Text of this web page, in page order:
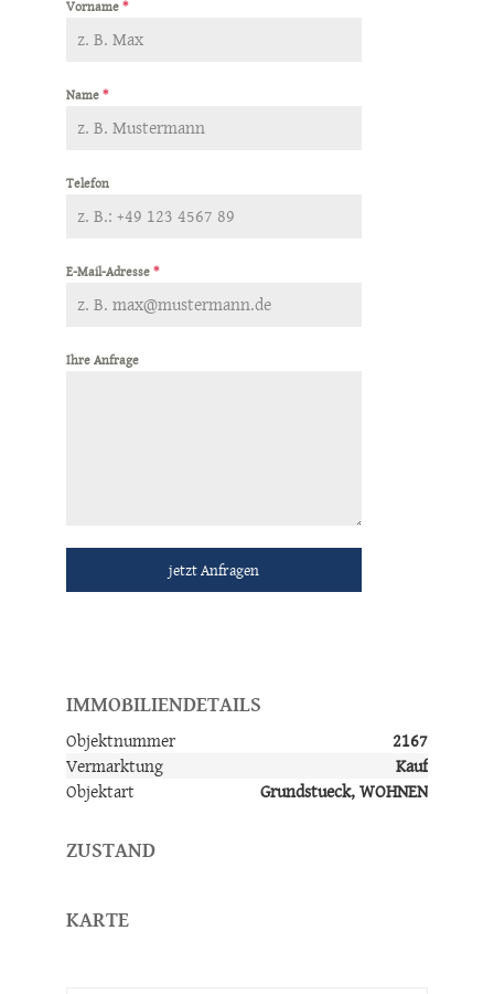
Vorname*
Name*
Telefon
E-Mail-Adresse*
Ihre Anfrage
jetzt Anfragen
IMMOBILIENDETAILS
Objektnummer
2167
Vermarktung
Kauf
Objektart
Grundstueck, WOHNEN
ZUSTAND
KARTE